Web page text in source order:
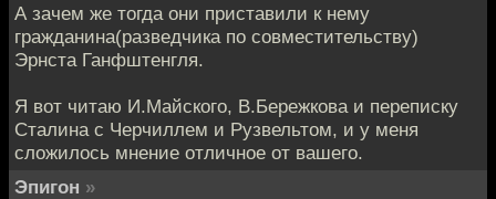
А зачем же тогда они приставили к нему
гражданина(разведчика по совместительству)
Эрнста Ганфштенгля.
Я вот читаю И.Майского, В.Бережкова и переписку
Сталина с Черчиллем и Рузвельтом, и у меня
сложилось мнение отличное от вашего.
Эпигон »